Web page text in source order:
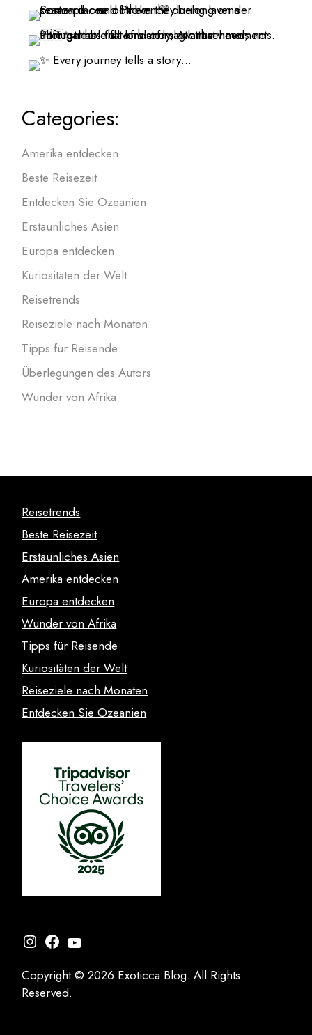
Categories:
Amerika entdecken
Beste Reisezeit
Entdecken Sie Ozeanien
Erstaunliches Asien
Europa entdecken
Kuriositäten der Welt
Reisetrends
Reiseziele nach Monaten
Tipps für Reisende
Überlegungen des Autors
Wunder von Afrika
Reisetrends
Beste Reisezeit
Erstaunliches Asien
Amerika entdecken
Europa entdecken
Wunder von Afrika
Tipps für Reisende
Kuriositäten der Welt
Reiseziele nach Monaten
Entdecken Sie Ozeanien
Instagram
Facebook
YouTube
Copyright © 2026 Exoticca Blog. All Rights
Reserved.